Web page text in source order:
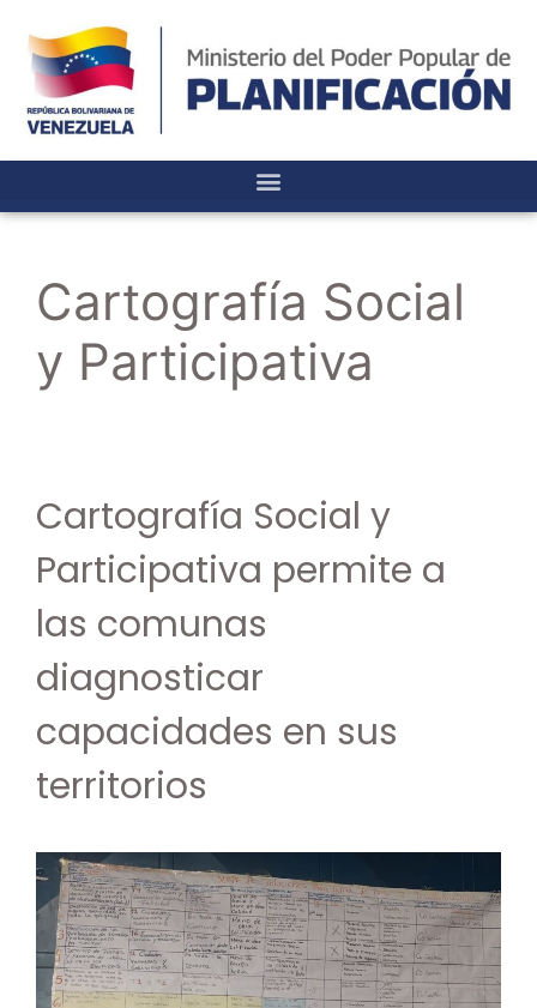
Cartografía Social
y Participativa
Cartografía Social y
Participativa permite a
las comunas
diagnosticar
capacidades en sus
territorios